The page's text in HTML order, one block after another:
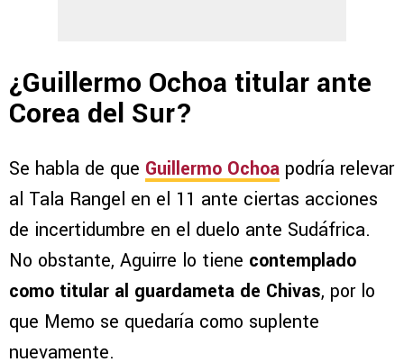
¿Guillermo Ochoa titular ante
Corea del Sur?
Se habla de que Guillermo Ochoa podría relevar
al Tala Rangel en el 11 ante ciertas acciones
de incertidumbre en el duelo ante Sudáfrica.
No obstante, Aguirre lo tiene contemplado
como titular al guardameta de Chivas, por lo
que Memo se quedaría como suplente
nuevamente.